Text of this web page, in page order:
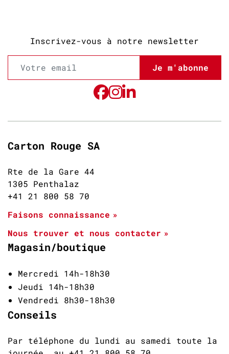
Inscrivez-vous à notre newsletter
Je m'abonne
Carton Rouge SA
Rte de la Gare 44
1305 Penthalaz
+41 21 800 58 70
Faisons connaissance
Nous trouver et nous contacter
Magasin/boutique
Mercredi 14h-18h30
Jeudi 14h-18h30
Vendredi 8h30-18h30
Conseils
Par téléphone du lundi au samedi toute la